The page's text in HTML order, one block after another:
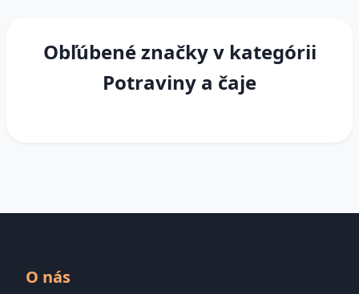
Obľúbené značky v kategórii
Potraviny a čaje
O nás